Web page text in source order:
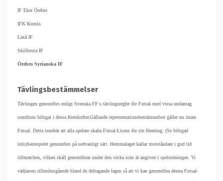
IF Eker Örebro
IFK Kumla
Laxå IF
Sköllersta IF
Örebro Syrianska IF
Tävlingsbestämmelser
Tävlingen genomförs enligt Svenska FF:s tävlingsregler för Futsal med vissa undantag
somfinns bifogat i dessa föreskrifter.Gällande representationsbestämmelser gäller nu inom
Futsal. Detta innebär att alla spelare skaha Futsal-Licens för sin förening. (Se bifogad
info)Seriespelet genomförs på sedvanligt sätt. Hemmalaget kallar motståndare i god tid
tillmatchen, vilken skall genomföras under den vecka som är angiven i spelordningen. Vi
vädjarom tillmötesgående bland de deltagande lagen så att vi kan genomföra denna Futsal-